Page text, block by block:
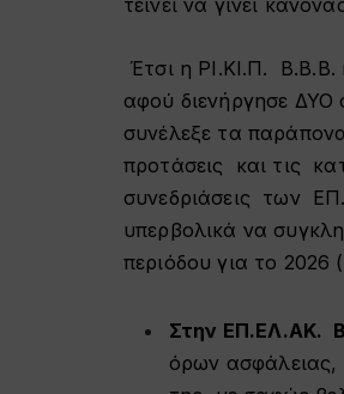
τείνει να γίνει
Έτσι η ΡΙ.ΚΙ.Π. Β.Β.Β.
αφού διενήργησε ΔΥΟ
συνέλεξε τα
προτάσεις και τις
συνεδριάσεις των
υπερβολικά να
περιόδου για το 2026
Στην ΕΠ.ΕΛ.ΑΚ.
όρων ασφάλειας,